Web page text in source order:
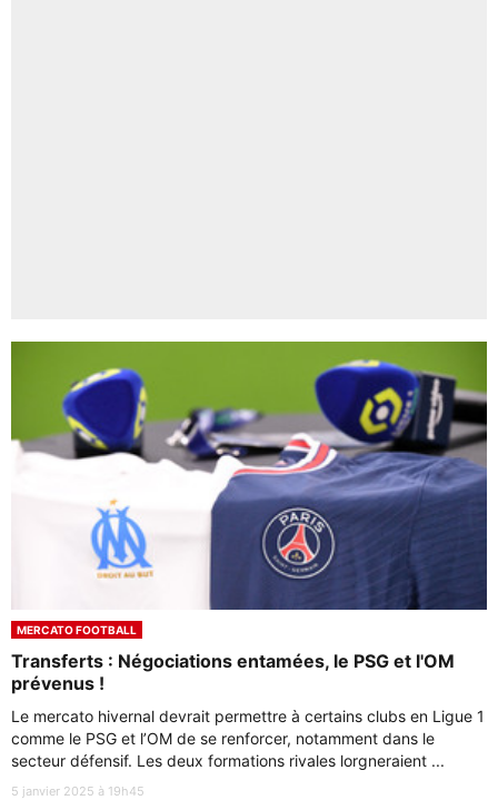
MERCATO FOOTBALL
Transferts : Négociations entamées, le PSG et l'OM
prévenus !
Le mercato hivernal devrait permettre à certains clubs en Ligue 1
comme le PSG et l’OM de se renforcer, notamment dans le
secteur défensif. Les deux formations rivales lorgneraient ...
5 janvier 2025 à 19h45